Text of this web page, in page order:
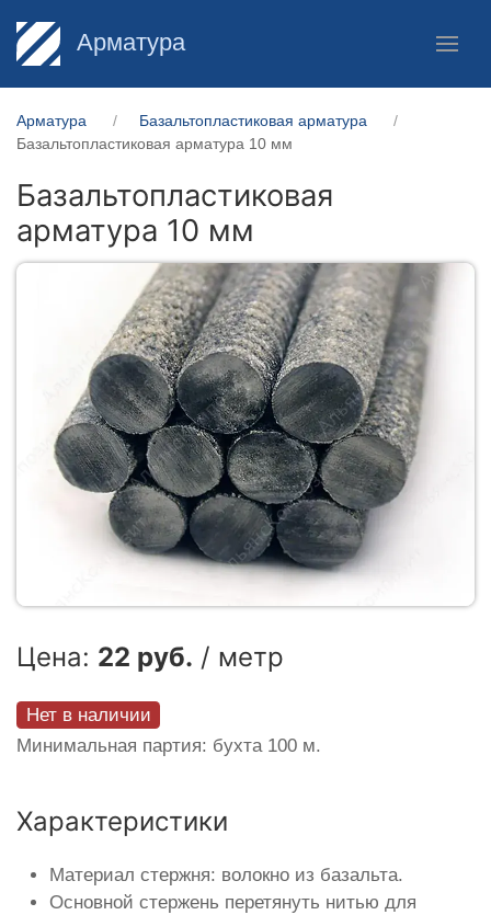
Арматура
Арматура
Базальтопластиковая арматура
Базальтопластиковая арматура 10 мм
Базальтопластиковая
арматура 10 мм
Цена: 22 руб. / метр
Нет в наличии
Минимальная партия: бухта 100 м.
Характеристики
Материал стержня: волокно из базальта.
Основной стержень перетянуть нитью для